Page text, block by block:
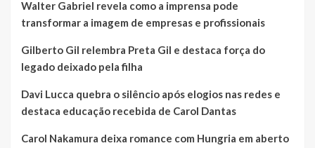
Walter Gabriel revela como a imprensa pode
transformar a imagem de empresas e profissionais
Gilberto Gil relembra Preta Gil e destaca força do
legado deixado pela filha
Davi Lucca quebra o silêncio após elogios nas redes e
destaca educação recebida de Carol Dantas
Carol Nakamura deixa romance com Hungria em aberto